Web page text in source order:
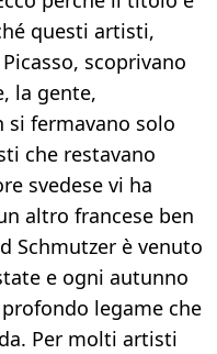
questi artisti,
scoprivano
la gente,
si fermavano solo
che restavano
svedese vi ha
altro francese ben
Schmutzer è venuto
e ogni autunno
legame che
Per molti artisti